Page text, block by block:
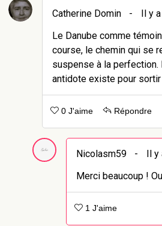
Catherine Domin -
Il y
Le Danube comme
course, le chemin qui se
suspense à la perfection.
antidote existe pour sortir
0 J'aime Répondre
Nicolasm59 -
Il y
Merci beaucoup !
1 J'aime